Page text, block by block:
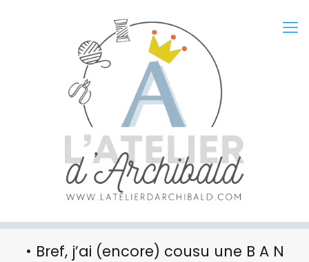
• Bref, j’ai (encore) cousu une B A N